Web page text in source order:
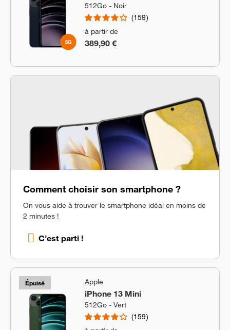
512Go - Noir
159
à partir de
389,90 €
Comment choisir son smartphone ?
On vous aide à trouver le smartphone idéal en moins de
2 minutes !
C’est parti !
Épuisé Apple
iPhone 13 Mini
512Go - Vert
159